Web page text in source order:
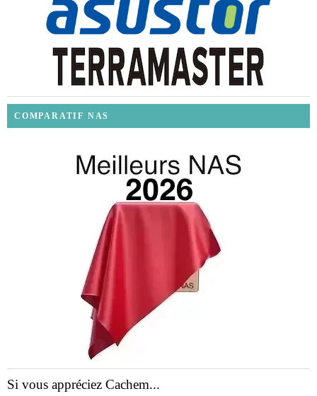
COMPARATIF NAS
Si vous appréciez Cachem...